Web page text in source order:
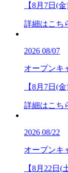
【8月7日(
詳細はこち
2026 08/07
オープンキ
【8月7日(
詳細はこち
2026 08/22
オープンキ
【8月22日(